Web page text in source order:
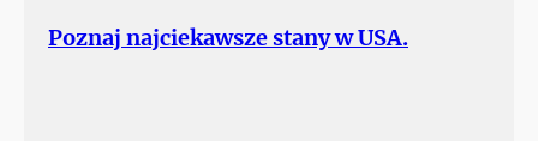
Poznaj najciekawsze stany w USA.